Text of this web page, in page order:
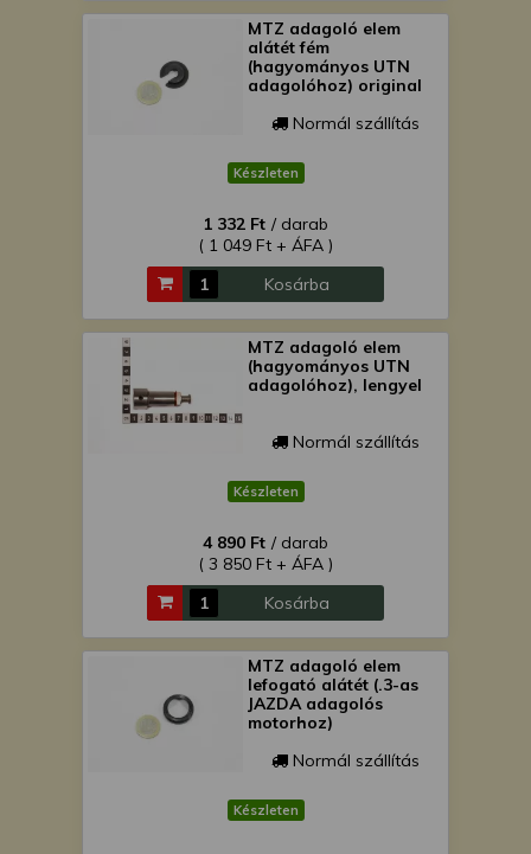
MTZ adagoló elem
alátét fém
(hagyományos UTN
adagolóhoz) original
Normál szállítás
Készleten
1 332 Ft / darab
( 1 049 Ft + ÁFA )
Kosárba
MTZ adagoló elem
(hagyományos UTN
adagolóhoz), lengyel
Normál szállítás
Készleten
4 890 Ft / darab
( 3 850 Ft + ÁFA )
Kosárba
MTZ adagoló elem
lefogató alátét (.3-as
JAZDA adagolós
motorhoz)
Normál szállítás
Készleten